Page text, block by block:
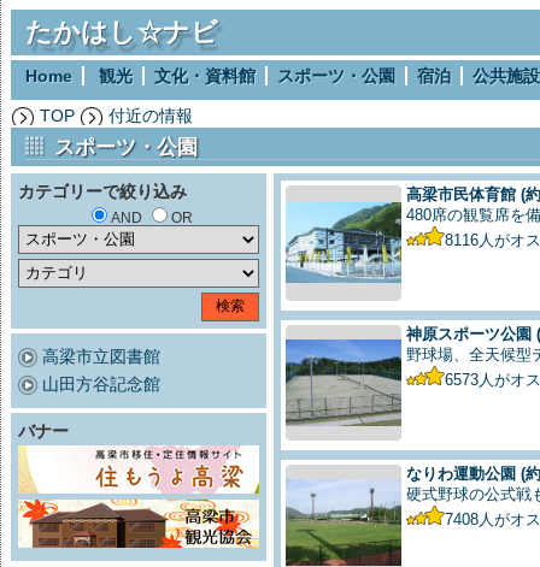
たかはし☆ナビ
Home 観光 文化・資料館 スポーツ・公園 宿泊 公共施設
TOP 付近の情報
スポーツ・公園
カテゴリーで絞り込み
AND OR
高梁市立図書館
山田方谷記念館
バナー
高梁市民体育館 (
480席の観覧席を
8116 人がオ
神原スポーツ公園
野球場、全天候
6573 人がオ
なりわ運動公園 (
硬式野球の公式戦
7408 人がオ